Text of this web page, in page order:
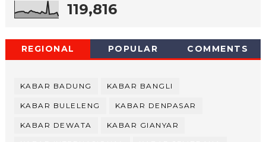
119,816
REGIONAL POPULAR COMMENTS
KABAR BADUNG KABAR BANGLI
KABAR BULELENG KABAR DENPASAR
KABAR DEWATA KABAR GIANYAR